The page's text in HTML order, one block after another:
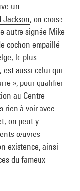
un
Jackson, on croise
autre signée Mike
cochon empaillé
le plus
est aussi celui qui
», pour qualifier
au Centre
rien à voir avec
on peut y
œuvres
existence, ainsi
du fameux